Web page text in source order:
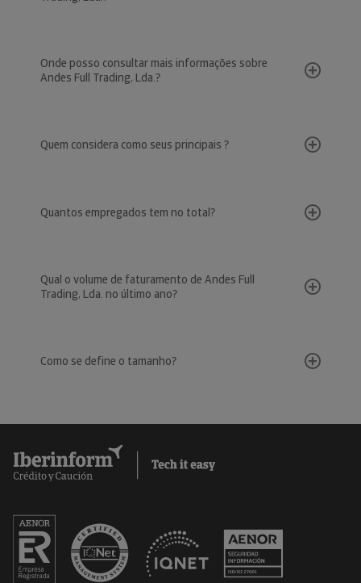
Onde posso consultar mais informações sobre
Andes Full Trading, Lda.?
Quem considera como seus principais ?
Quantos empregados tem no total?
Qual o volume de faturamento de Andes Full
Trading, Lda. no último ano?
Como se define o tamanho?